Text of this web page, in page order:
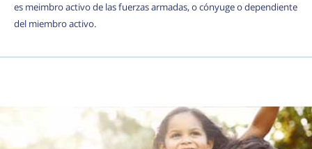
es meimbro activo de las fuerzas armadas, o cónyuge o dependiente
del miembro activo.